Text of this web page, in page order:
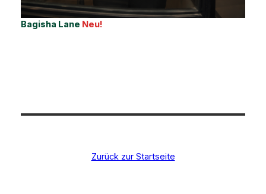
Bagisha Lane Neu!
Zurück zur Startseite